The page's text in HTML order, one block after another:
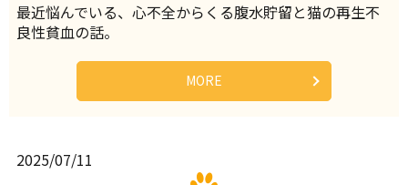
最近悩んでいる、心不全からくる腹水貯留と猫の再生不
良性貧血の話。
MORE
2025/07/11